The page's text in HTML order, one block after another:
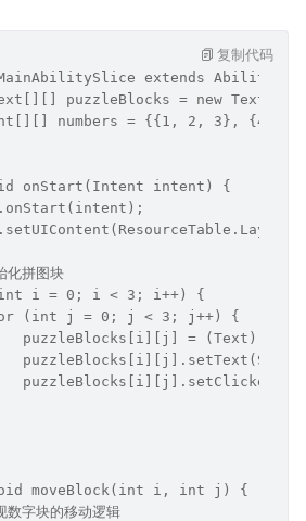
extends
puzzleBlocks = new
numbers = {{1, 2, 3}, {4, 5,
onStart(Intent intent) {
拼图块
i = 0; i < 3; i++) {
(int j = 0; j < 3; j++) {
puzzleBlocks[i][j] = (Text)
moveBlock(int i, int j) {
字块的移动逻辑
复制代码